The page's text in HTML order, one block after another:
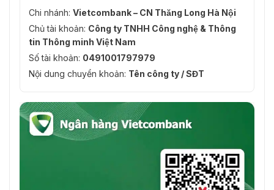
Chi nhánh: Vietcombank – CN Thăng Long Hà Nội
Chủ tài khoản: Công ty TNHH Công nghệ & Thông
tin Thông minh Việt Nam
Số tài khoản: 0491001797979
Nội dung chuyển khoản: Tên công ty / SĐT